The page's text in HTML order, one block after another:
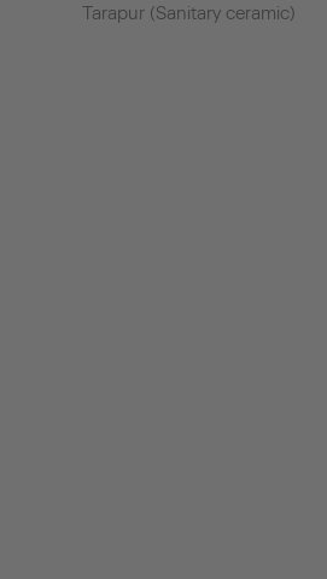
Tarapur (Sanitary ceramic)